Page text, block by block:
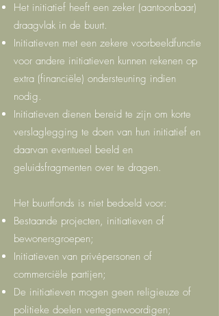
Het initiatief heeft een zeker (aantoonbaar)
draagvlak in de buurt.
Initiatieven met een zekere voorbeeldfunctie
voor andere initiatieven kunnen rekenen op
extra (financiële) ondersteuning indien
nodig.
Initiatieven dienen bereid te zijn om korte
verslaglegging te doen van hun initiatief en
daarvan eventueel beeld en
geluidsfragmenten over te dragen.
Het buurtfonds is niet bedoeld voor:
Bestaande projecten, initiatieven of
bewonersgroepen;
Initiatieven van privépersonen of
commerciële partijen;
De initiatieven mogen geen religieuze of
politieke doelen vertegenwoordigen;